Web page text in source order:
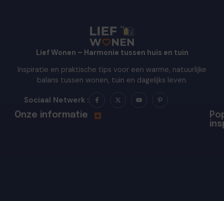
Lief Wonen – Harmonie tussen huis en tuin
Inspiratie en praktische tips voor een warme, natuurlijke
balans tussen wonen, tuin en dagelijks leven.
Sociaal Netwerk :
Onze informatie